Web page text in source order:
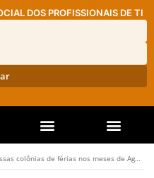
DOS PROFISSIONAIS DE TI
de férias nos meses de Agosto e Setembro!